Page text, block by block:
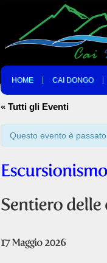
HOME CAI DONGO
« Tutti gli Eventi
Questo evento è passato.